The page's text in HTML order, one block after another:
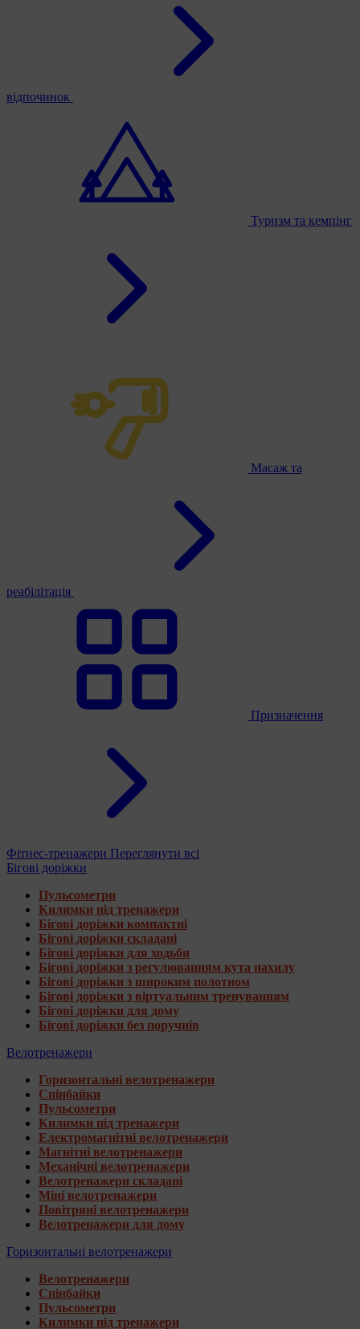
відпочинок
Туризм та кемпінг
Масаж та
реабілітація
Призначення
Фітнес-тренажери Переглянути всі
Бігові доріжки
Пульсометри
Килимки під тренажери
Бігові доріжки компактні
Бігові доріжки складані
Бігові доріжки для ходьби
Бігові доріжки з регулюванням кута нахилу
Бігові доріжки з широким полотном
Бігові доріжки з віртуальним тренуванням
Бігові доріжки для дому
Бігові доріжки без поручнів
Велотренажери
Горизонтальні велотренажери
Спінбайки
Пульсометри
Килимки під тренажери
Електромагнітні велотренажери
Магнітні велотренажери
Механічні велотренажери
Велотренажери складані
Міні велотренажери
Повітряні велотренажери
Велотренажери для дому
Горизонтальні велотренажери
Велотренажери
Спінбайки
Пульсометри
Килимки під тренажери